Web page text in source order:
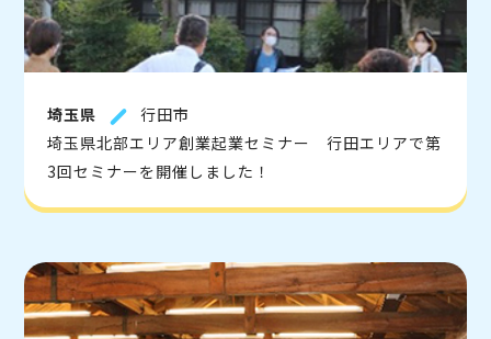
埼玉県
行田市
埼玉県北部エリア創業起業セミナー 行田エリアで第
3回セミナーを開催しました！